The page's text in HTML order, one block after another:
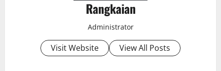
Rangkaian
Administrator
Visit Website View All Posts